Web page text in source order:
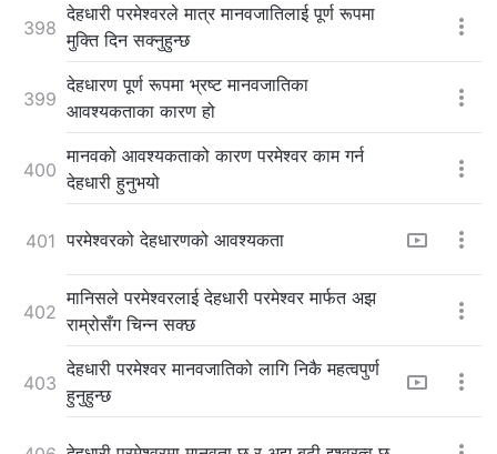
398
देहधारी परमेश्‍वरले मात्र मानवजातिलाई पूर्ण रूपमा
मुक्ति दिन सक्नुहुन्छ
399
देहधारण पूर्ण रूपमा भ्रष्ट मानवजातिका
आवश्यकताका कारण हो
400
मानवको आवश्यकताको कारण परमेश्‍वर काम गर्न
देहधारी हुनुभयो
401 परमेश्‍वरको देहधारणको आवश्यकता
402
मानिसले परमेश्‍वरलाई देहधारी परमेश्‍वर मार्फत अझ
राम्रोसँग चिन्न सक्छ
403
देहधारी परमेश्‍वर मानवजातिको लागि निकै महत्वपुर्ण
हुनुहुन्छ